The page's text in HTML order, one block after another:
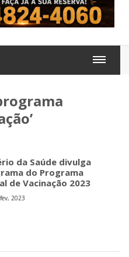
da Saúde divulga
do Programa
de Vacinação 2023
2023